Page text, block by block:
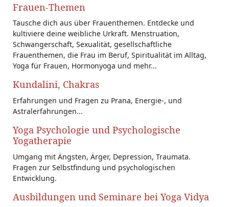
Frauen-Themen
Tausche dich aus über Frauenthemen. Entdecke und
kultiviere deine weibliche Urkraft. Menstruation,
Schwangerschaft, Sexualität, gesellschaftliche
Frauenthemen, die Frau im Beruf, Spiritualität im Alltag,
Yoga für Frauen, Hormonyoga und mehr...
Kundalini, Chakras
Erfahrungen und Fragen zu Prana, Energie-, und
Astralerfahrungen...
Yoga Psychologie und Psychologische
Yogatherapie
Umgang mit Ängsten, Ärger, Depression, Traumata.
Fragen zur Selbstfindung und psychologischen
Entwicklung.
Ausbildungen und Seminare bei Yoga Vidya